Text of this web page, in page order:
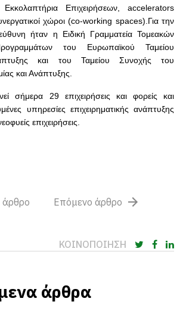
Εκκολαπτήρια Επιχειρήσεων, accelerators
χώροι (co-working spaces).Για την
ήταν η Ειδική Γραμματεία Τομεακών
του Ευρωπαϊκού Ταμείου
και του Ταμείου Συνοχής του
και Ανάπτυξης.
σήμερα 29 επιχειρήσεις και φορείς και
υπηρεσίες επιχειρηματικής ανάπτυξης
επιχειρήσεις.
άρθρο Επόμενο άρθρο
ΚΟΙΝΟΠΟΙΗΣΗ
άρθρα